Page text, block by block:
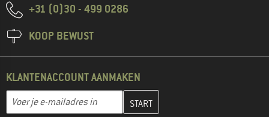
+31 (0)30 - 499 0286
KOOP BEWUST
KLANTENACCOUNT AANMAKEN
E-mailadres
Vul je e-mailadres hier in en maak in de volgende stap je